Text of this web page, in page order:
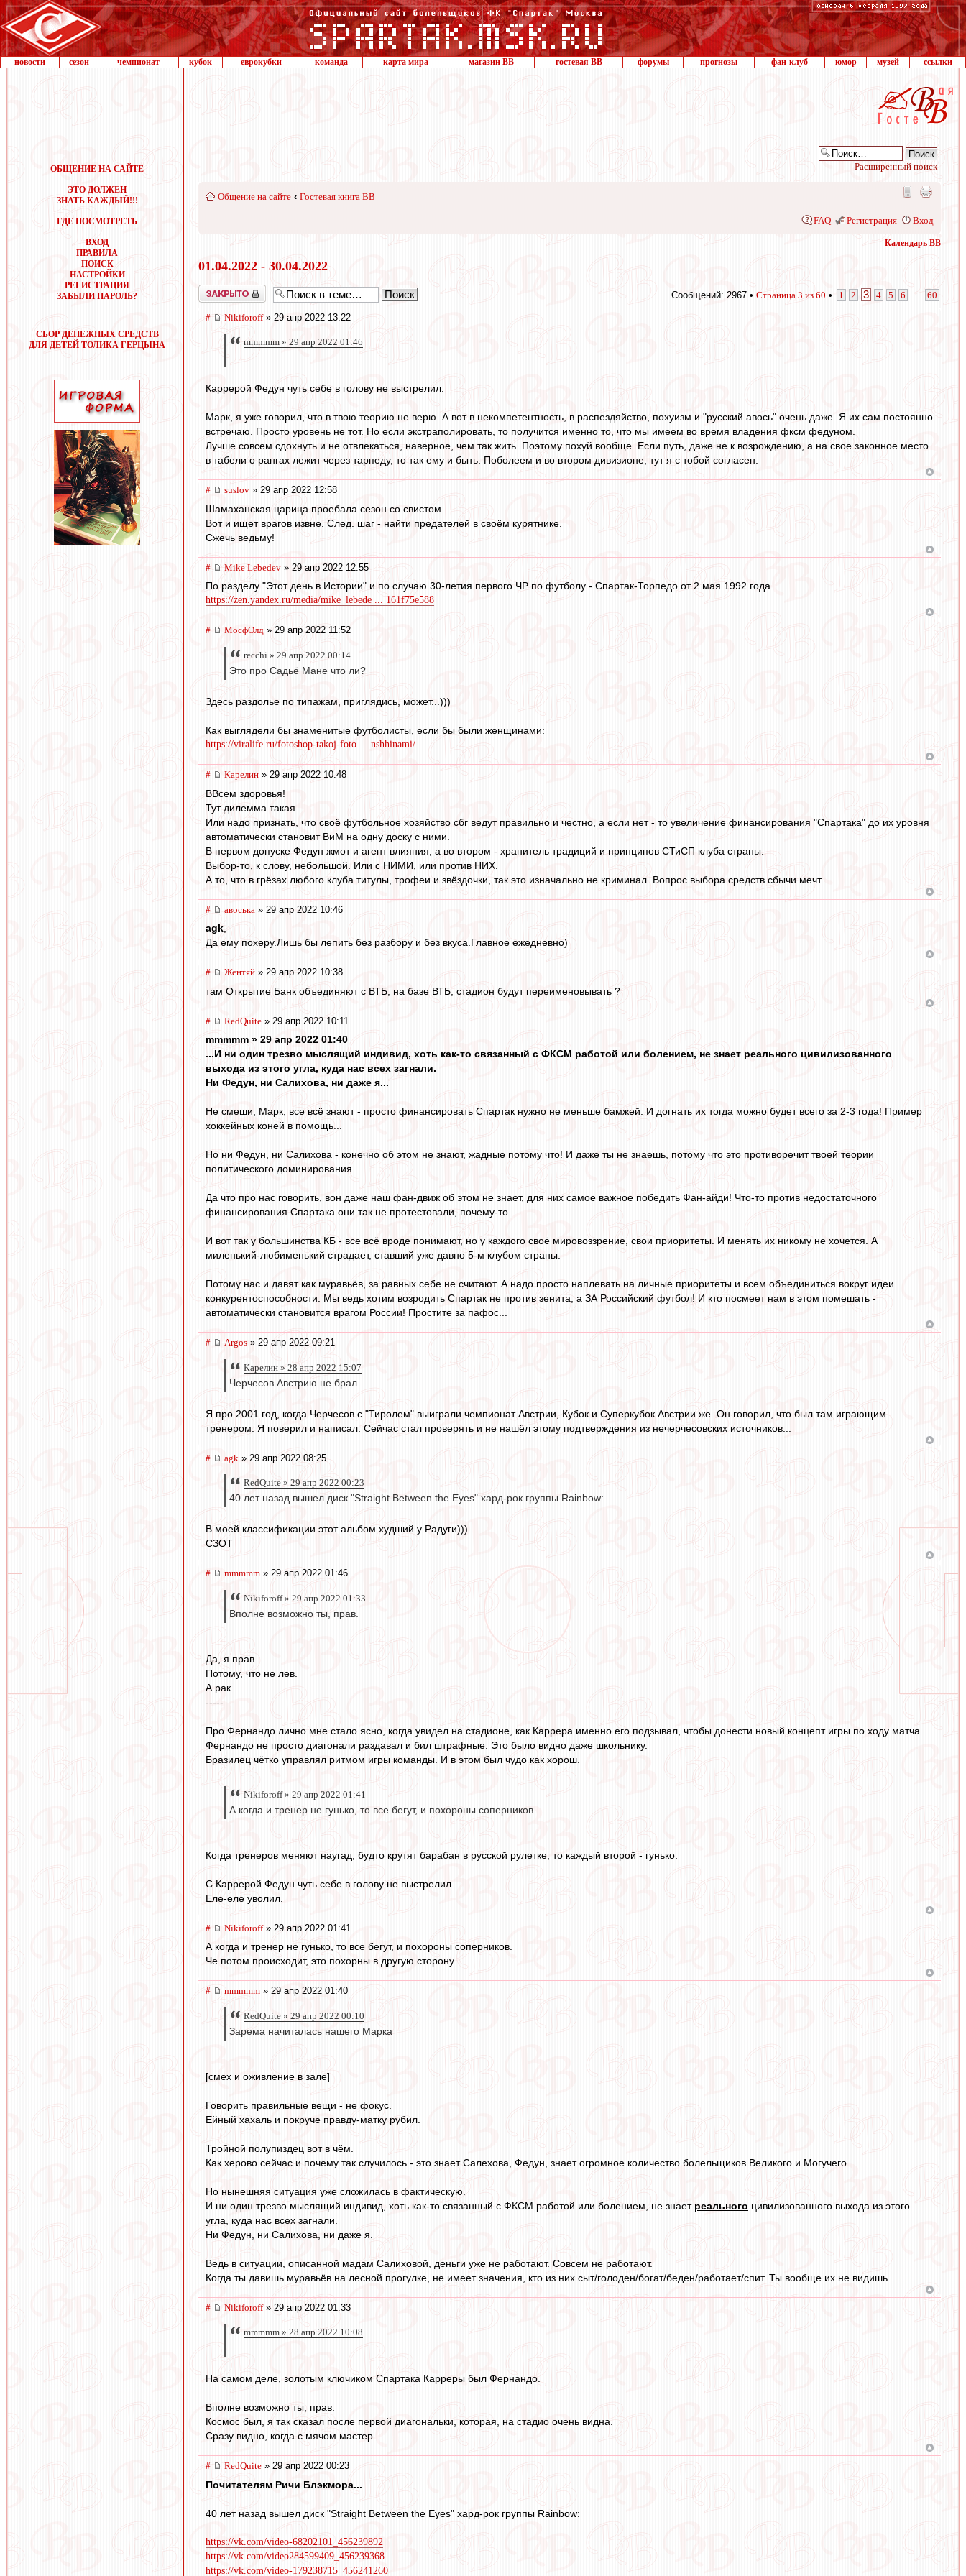
новости сезон чемпионат кубок еврокубки команда карта мира магазин ВВ гостевая ВВ форумы прогнозы фан-клуб юмор музей ссылки
ОБЩЕНИЕ НА САЙТЕ
ЭТО ДОЛЖЕН
ЗНАТЬ КАЖДЫЙ!!!
ГДЕ ПОСМОТРЕТЬ
ВХОД
ПРАВИЛА
ПОИСК
НАСТРОЙКИ
РЕГИСТРАЦИЯ
ЗАБЫЛИ ПАРОЛЬ?
СБОР ДЕНЕЖНЫХ СРЕДСТВ
ДЛЯ ДЕТЕЙ ТОЛИКА ГЕРЦЫНА
Расширенный поиск
Общение на сайте ‹ Гостевая книга ВВ
FAQ Регистрация Вход
Календарь ВВ
01.04.2022 - 30.04.2022
Закрыто Сообщений: 2967 • Страница 3 из 60 • 1 2 3 4 5 6 60
# Nikiforoff» 29 апр 2022 13:22
mmmmm » 29 апр 2022 01:46
Каррерой Федун чуть себе в голову не выстрелил.
Марк, я уже говорил, что в твою теорию не верю. А вот в некомпетентность, в распездяйство, похуизм и "русский авось" очень даже. Я их сам постоянно
встречаю. Просто уровень не тот. Но если экстраполировать, то получится именно то, что мы имеем во время владения фксм федуном.
Лучше совсем сдохнуть и не отвлекаться, наверное, чем так жить. Поэтому похуй вообще. Если путь, даже не к возрождению, а на свое законное место
в табели о рангах лежит через тарпеду, то так ему и быть. Поболеем и во втором дивизионе, тут я с тобой согласен.
# suslov » 29 апр 2022 12:58
Шамаханская царица проебала сезон со свистом.
Вот и ищет врагов извне. След. шаг - найти предателей в своём курятнике.
Сжечь ведьму!
# Mike Lebedev » 29 апр 2022 12:55
По разделу "Этот день в Истории" и по случаю 30-летия первого ЧР по футболу - Спартак-Торпедо от 2 мая 1992 года
https://zen.yandex.ru/media/mike_lebede ... 161f75e588
# МосфОлд » 29 апр 2022 11:52
recchi » 29 апр 2022 00:14
Это про Садьё Мане что ли?
Здесь раздолье по типажам, приглядись, может...)))
Как выглядели бы знаменитые футболисты, если бы были женщинами:
https://viralife.ru/fotoshop-takoj-foto ... nshhinami/
# Карелин » 29 апр 2022 10:48
ВВсем здоровья!
Тут дилемма такая.
Или надо признать, что своё футбольное хозяйство сбг ведут правильно и честно, а если нет - то увеличение финансирования "Спартака" до их уровня
автоматически становит ВиМ на одну доску с ними.
В первом допуске Федун жмот и агент влияния, а во втором - хранитель традиций и принципов СТиСП клуба страны.
Выбор-то, к слову, небольшой. Или с НИМИ, или против НИХ.
А то, что в грёзах любого клуба титулы, трофеи и звёздочки, так это изначально не криминал. Вопрос выбора средств сбычи мечт.
# авоська » 29 апр 2022 10:46
agk
Да ему похеру.Лишь бы лепить без разбору и без вкуса.Главное ежедневно)
# Жентяй » 29 апр 2022 10:38
там Открытие Банк объединяют с ВТБ, на базе ВТБ, стадион будут переименовывать ?
# RedQuite » 29 апр 2022 10:11
mmmmm » 29 апр 2022 01:40
...И ни один трезво мыслящий индивид, хоть как-то связанный с ФКСМ работой или болением, не знает реального цивилизованного
выхода из этого угла, куда нас всех загнали.
Ни Федун, ни Салихова, ни даже я...
Не смеши, Марк, все всё знают - просто финансировать Спартак нужно не меньше бамжей. И догнать их тогда можно будет всего за 2-3 года! Пример
хоккейных коней в помощь...
Но ни Федун, ни Салихова - конечно об этом не знают, жадные потому что! И даже ты не знаешь, потому что это противоречит твоей теории
политического доминирования.
Да что про нас говорить, вон даже наш фан-движ об этом не знает, для них самое важное победить Фан-айди! Что-то против недостаточного
финансирования Спартака они так не протестовали, почему-то...
И вот так у большинства КБ - все всё вроде понимают, но у каждого своё мировоззрение, свои приоритеты. И менять их никому не хочется. А
миленький-любименький страдает, ставший уже давно 5-м клубом страны.
Потому нас и давят как муравьёв, за равных себе не считают. А надо просто наплевать на личные приоритеты и всем объединиться вокруг идеи
конкурентоспособности. Мы ведь хотим возродить Спартак не против зенита, а ЗА Российский футбол! И кто посмеет нам в этом помешать -
автоматически становится врагом России! Простите за пафос...
# Argos » 29 апр 2022 09:21
Карелин » 28 апр 2022 15:07
Черчесов Австрию не брал.
Я про 2001 год, когда Черчесов с "Тиролем" выиграли чемпионат Австрии, Кубок и Суперкубок Австрии же. Он говорил, что был там играющим
тренером. Я поверил и написал. Сейчас стал проверять и не нашёл этому подтверждения из нечерчесовских источников...
# agk » 29 апр 2022 08:25
RedQuite » 29 апр 2022 00:23
40 лет назад вышел диск "Straight Between the Eyes" хард-рок группы Rainbow:
В моей классификации этот альбом худший у Радуги)))
СЗОТ
# mmmmm » 29 апр 2022 01:46
Nikiforoff » 29 апр 2022 01:33
Вполне возможно ты, прав.
Да, я прав.
Потому, что не лев.
А рак.
-----
Про Фернандо лично мне стало ясно, когда увидел на стадионе, как Каррера именно его подзывал, чтобы донести новый концепт игры по ходу матча.
Фернандо не просто диагонали раздавал и бил штрафные. Это было видно даже школьнику.
Бразилец чётко управлял ритмом игры команды. И в этом был чудо как хорош.
Nikiforoff » 29 апр 2022 01:41
А когда и тренер не гунько, то все бегут, и похороны соперников.
Когда тренеров меняют наугад, будто крутят барабан в русской рулетке, то каждый второй - гунько.
С Каррерой Федун чуть себе в голову не выстрелил.
Еле-еле уволил.
# Nikiforoff» 29 апр 2022 01:41
А когда и тренер не гунько, то все бегут, и похороны соперников.
Че потом происходит, это похорны в другую сторону.
# mmmmm » 29 апр 2022 01:40
RedQuite » 29 апр 2022 00:10
Зарема начиталась нашего Марка
[смех и оживление в зале]
Говорить правильные вещи - не фокус.
Ейный хахаль и покруче правду-матку рубил.
Тройной полупиздец вот в чём.
Как херово сейчас и почему так случилось - это знает Салехова, Федун, знает огромное количество болельщиков Великого и Могучего.
Но нынешняя ситуация уже сложилась в фактическую.
И ни один трезво мыслящий индивид, хоть как-то связанный с ФКСМ работой или болением, не знает реального цивилизованного выхода из этого
угла, куда нас всех загнали.
Ни Федун, ни Салихова, ни даже я.
Ведь в ситуации, описанной мадам Салиховой, деньги уже не работают. Совсем не работают.
Когда ты давишь муравьёв на лесной прогулке, не имеет значения, кто из них сыт/голоден/богат/беден/работает/спит. Ты вообще их не видишь...
# Nikiforoff» 29 апр 2022 01:33
mmmmm » 28 апр 2022 10:08
На самом деле, золотым ключиком Спартака Карреры был Фернандо.
Вполне возможно ты, прав.
Космос был, я так сказал после первой диагональки, которая, на стадио очень видна.
Сразу видно, когда с мячом мастер.
# RedQuite » 29 апр 2022 00:23
Почитателям Ричи Блэкмора...
40 лет назад вышел диск "Straight Between the Eyes" хард-рок группы Rainbow:
https://vk.com/video-68202101_456239892
https://vk.com/video284599409_456239368
https://vk.com/video-179238715_456241260